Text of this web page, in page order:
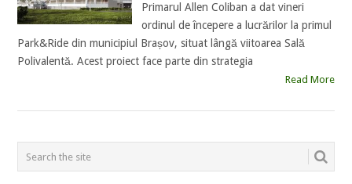
Primarul Allen Coliban a dat vineri
ordinul de începere a lucrărilor la primul
Park&Ride din municipiul Brașov, situat lângă viitoarea Sală
Polivalentă. Acest proiect face parte din strategia
Read More
POSTS
NAVIGATION